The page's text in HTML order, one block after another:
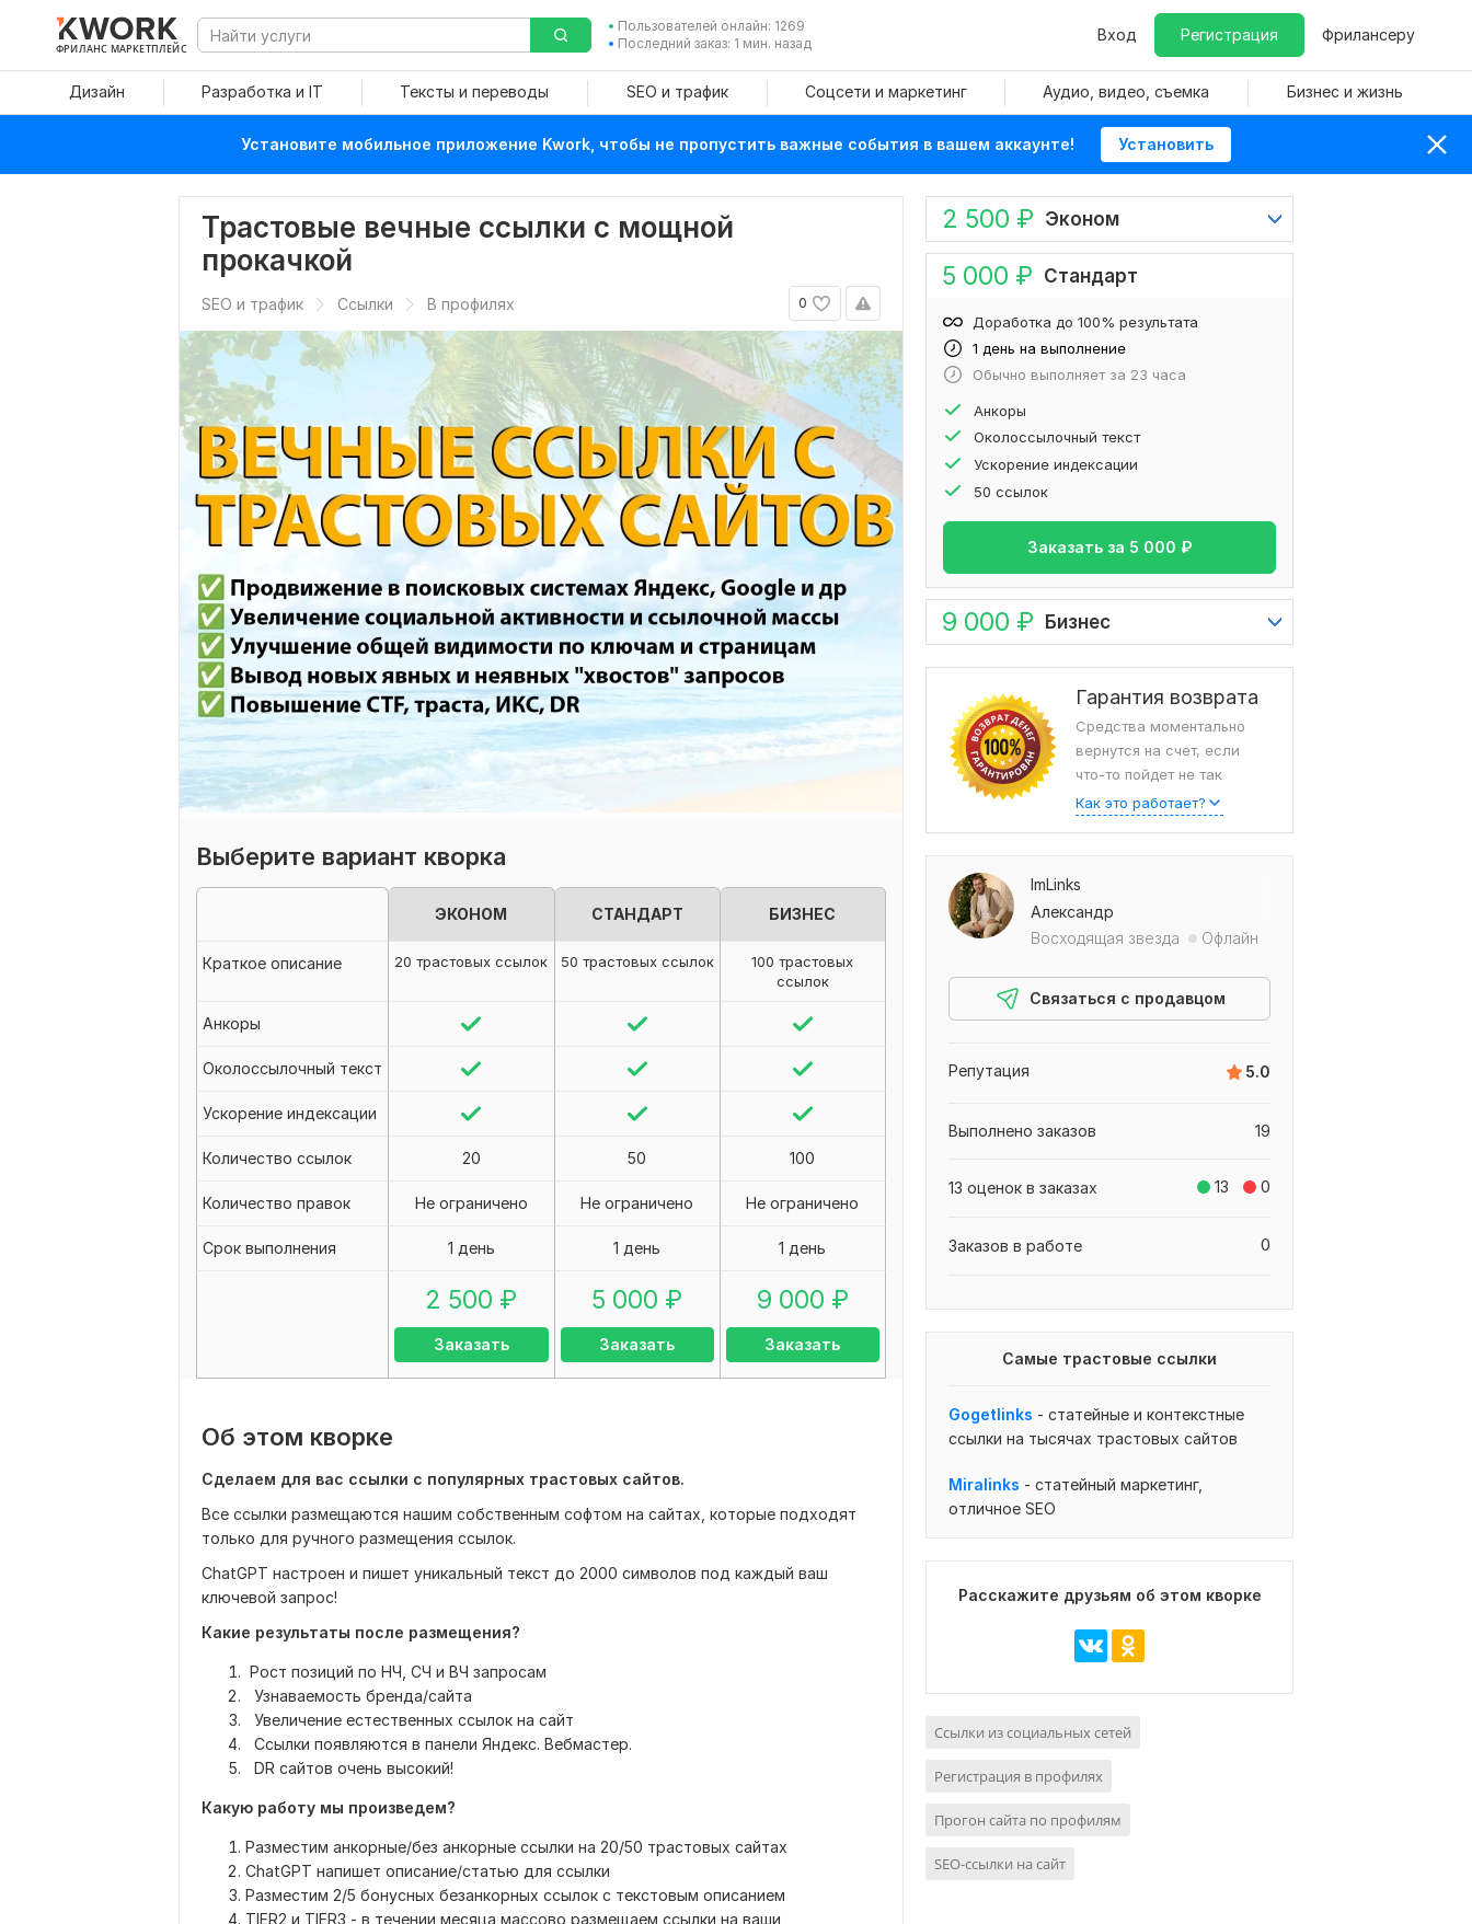
ФРИЛАНС МАРКЕТПЛЕЙС
Пользователей онлайн: 1269
Последний заказ: 1 мин. назад
Вход Регистрация Фрилансеру
Дизайн Разработка и IT Тексты и переводы SEO и трафик Соцсети и маркетинг Аудио, видео, съемка Бизнес и жизнь
Установите мобильное приложение Kwork, чтобы не пропустить важные события в вашем аккаунте! Установить
Трастовые вечные ссылки с мощной
прокачкой
0
SEO и трафик Ссылки В профилях
Выберите вариант кворка
ЭКОНОМ СТАНДАРТ БИЗНЕС
Краткое описание 20 трастовых ссылок 50 трастовых ссылок
100 трастовых
ссылок
Анкоры
Околоссылочный текст
Ускорение индексации
Количество ссылок 20 50 100
Количество правок Не ограничено Не ограничено Не ограничено
Срок выполнения 1 день 1 день 1 день
2 500 ₽
Заказать
5 000 ₽
Заказать
9 000 ₽
Заказать
Об этом кворке
Сделаем для вас ссылки с популярных трастовых сайтов.
Все ссылки размещаются нашим собственным софтом на сайтах, которые подходят
только для ручного размещения ссылок.
ChatGPT настроен и пишет уникальный текст до 2000 символов под каждый ваш
ключевой запрос!
Какие результаты после размещения?
Рост позиций по НЧ, СЧ и ВЧ запросам
Узнаваемость бренда/сайта
Увеличение естественных ссылок на сайт
Ссылки появляются в панели Яндекс. Вебмастер.
DR сайтов очень высокий!
Какую работу мы произведем?
Разместим анкорные/без анкорные ссылки на 20/50 трастовых сайтах
ChatGPT напишет описание/статью для ссылки
Разместим 2/5 бонусных безанкорных ссылок с текстовым описанием
TIER2 и TIER3 - в течении месяца массово размещаем ссылки на ваши
2 500 ₽ Эконом
5 000 ₽ Стандарт
1 день на выполнение
Доработка до 100% результата
Обычно выполняет за 23 часа
Анкоры
Околоссылочный текст
Ускорение индексации
50 ссылок
Заказать за 5 000 ₽
9 000 ₽ Бизнес
Гарантия возврата
Средства моментально
вернутся на счет, если
что-то пойдет не так
Как это работает?
ImLinks
Александр
Восходящая звезда
Офлайн
Связаться с продавцом
5.0
Репутация
19
Выполнено заказов
13 0
13 оценок в заказах
0
Заказов в работе
Самые трастовые ссылки
Gogetlinks - статейные и контекстные
ссылки на тысячах трастовых сайтов
Miralinks - статейный маркетинг,
отличное SEO
Расскажите друзьям об этом кворке
Ссылки из социальных сетей
Регистрация в профилях
Прогон сайта по профилям
SEO-ссылки на сайт